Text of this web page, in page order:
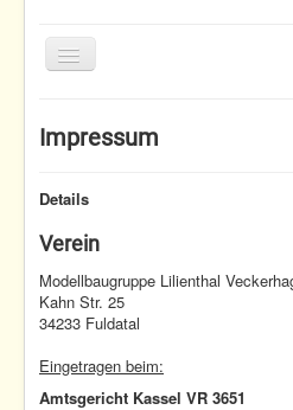
Toggle
Navigation
Termine
Fliegen
Nachwuchs
Verein
Home
Impressum
Details
Verein
Modellbaugruppe Lilienthal
Kahn Str. 25
34233 Fuldatal
Eingetragen beim:
Amtsgericht Kassel VR 3651